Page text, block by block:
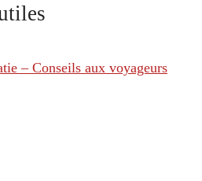
– Conseils aux voyageurs